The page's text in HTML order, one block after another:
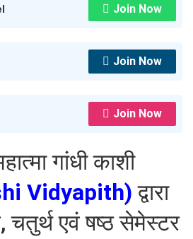
Join Now
Join Now
Join Now
गांधी काशी
Vidyapith) द्वारा
चतुर्थ एवं षष्ठ सेमेस्टर